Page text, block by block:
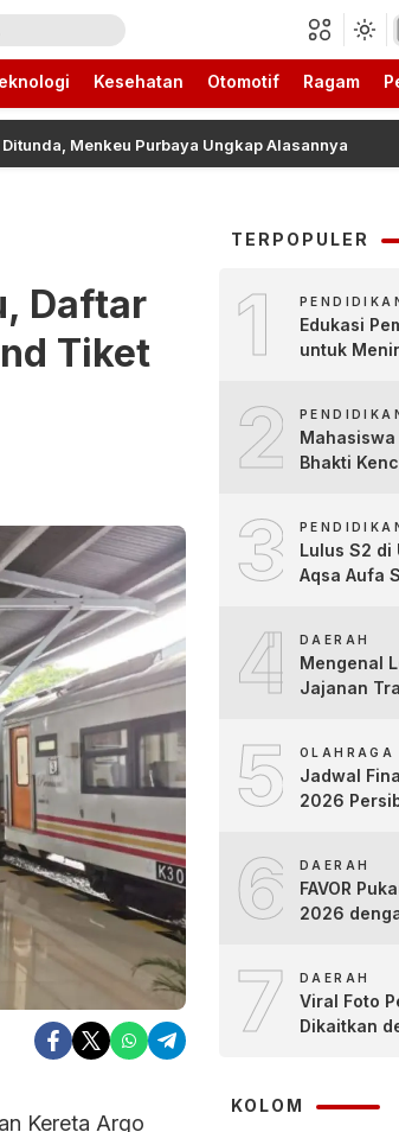
Kesehatan Otomotif Ragam
Menkeu Purbaya Ungkap Alasannya
Daftar
Tiket
Kereta Argo
TERPOPULER
1
Edukasi
untuk
Kartini
2
Bhakti
3
Lulus S2 di
Aqsa Aufa
4 DAERAH
Mengenal
Jajanan
5 OLAHRAGA
Jadwal
2026
6 DAERAH
FAVOR
2026
7 DAERAH
Viral Foto
Dikaitkan
KOLOM